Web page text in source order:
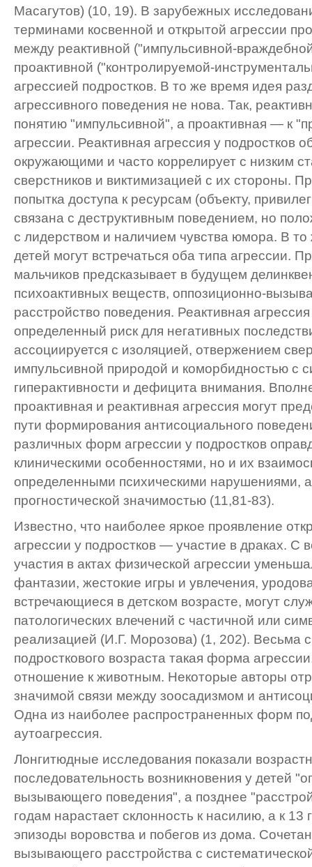
Масагутов) (10, 19). В зарубежных
терминами косвенной и открытой агрессии
между реактивной ("импульсивной-
проактивной ("контролируемой-
агрессией подростков. В то же время идея
агрессивного поведения не нова. Так,
понятию "импульсивной", а проактивная — к
агрессии. Реактивная агрессия у подростков
окружающими и часто коррелирует с низким
сверстников и виктимизацией с их стороны.
попытка доступа к ресурсам (объекту,
связана с деструктивным поведением, но
с лидерством и наличием чувства юмора. В
детей могут встречаться оба типа агрессии.
мальчиков предсказывает в будущем
психоактивных веществ, оппозиционно-
расстройство поведения. Реактивная
определенный риск для негативных
ассоциируется с изоляцией, отвержением
импульсивной природой и коморбидностью с
гиперактивности и дефицита внимания.
проактивная и реактивная агрессия могут
пути формирования антисоциального
различных форм агрессии у подростков
клиническими особенностями, но и их
определенными психическими нарушениями,
прогностической значимостью (11,81-83).
Известно, что наиболее яркое проявление
агрессии у подростков — участие в драках. С
участия в актах физической агрессии
фантазии, жестокие игры и увлечения,
встречающиеся в детском возрасте, могут
патологических влечений с частичной или
реализацией (И.Г. Морозова) (1, 202). Весьма
подросткового возраста такая форма
отношение к животным. Некоторые авторы
значимой связи между зоосадизмом и
Одна из наиболее распространенных форм
аутоагрессия.
Лонгитюдные исследования показали
последовательность возникновения у детей
вызывающего поведения", а позднее
годам нарастает склонность к насилию, а к
эпизоды воровства и побегов из дома.
вызывающего расстройства с